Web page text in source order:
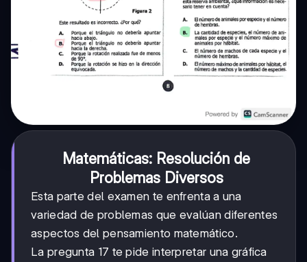
Matemáticas: Resolución de
Problemas Diversos
Esta parte del examen te enfrenta a una
variedad de problemas que evalúan diferentes
aspectos del pensamiento matemático.
La pregunta 17 te pide interpretar una gráfica